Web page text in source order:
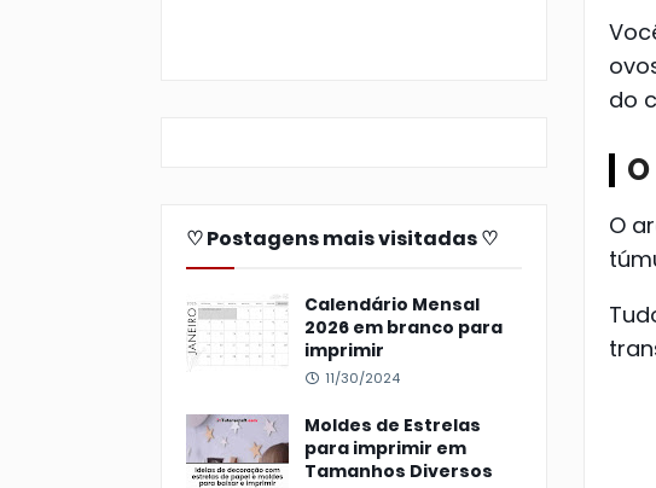
do
O
♡ Postagens mais visitadas ♡
Calendário Mensal
2026 em branco para
imprimir
11/30/2024
Moldes de Estrelas
para imprimir em
Tamanhos Diversos